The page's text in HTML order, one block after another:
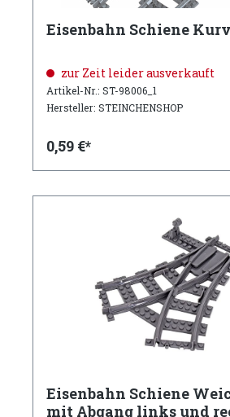
Eisenbahn Schiene
zur Zeit leider ausverkauft
Artikel-Nr.: ST-98006_1
Hersteller: STEINCHENSHOP
0,59 €*
Eisenbahn Schiene
mit Abgang links und